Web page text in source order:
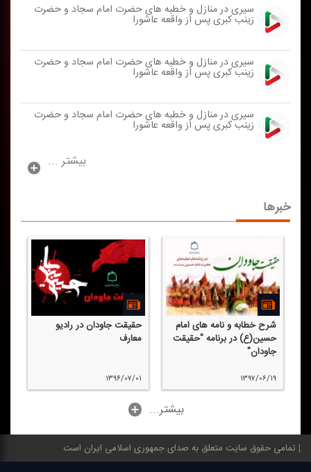
سیری در منازل و خطبه های حضرت امام سجاد و حضرت
زینب كبری پس از واقعه عاشورا
سیری در منازل و خطبه های حضرت امام سجاد و حضرت
زینب كبری پس از واقعه عاشورا
سیری در منازل و خطبه های حضرت امام سجاد و حضرت
زینب كبری پس از واقعه عاشورا
بیشتر ...
خبرها
شرح خطابه و نامه های امام
حسین(ع) در برنامه "حقیقت
جاودان"
۱۳۹۷/۰۶/۱۹
حقیقت جاودان در رادیو
معارف
۱۳۹۶/۰۷/۰۱
...بیشتر
تمامی حقوق سایت متعلق به صدای جمهوری اسلامی ایران است